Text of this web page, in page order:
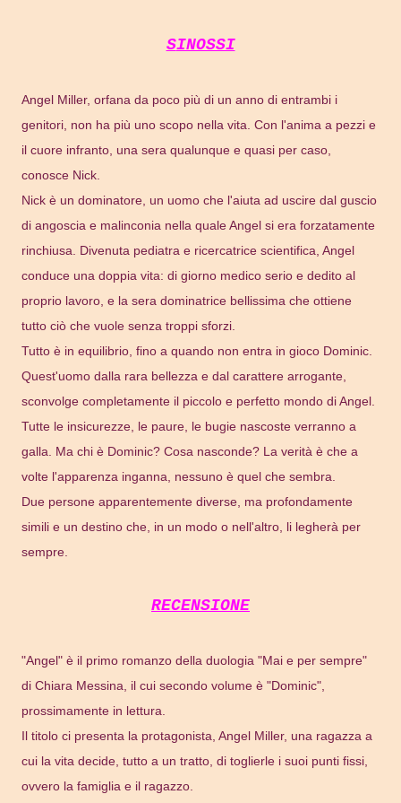
SINOSSI
Angel Miller, orfana da poco più di un anno di entrambi i
genitori, non ha più uno scopo nella vita. Con l'anima a pezzi e
il cuore infranto, una sera qualunque e quasi per caso,
conosce Nick.
Nick è un dominatore, un uomo che l'aiuta ad uscire dal guscio
di angoscia e malinconia nella quale Angel si era forzatamente
rinchiusa. Divenuta pediatra e ricercatrice scientifica, Angel
conduce una doppia vita: di giorno medico serio e dedito al
proprio lavoro, e la sera dominatrice bellissima che ottiene
tutto ciò che vuole senza troppi sforzi.
Tutto è in equilibrio, fino a quando non entra in gioco Dominic.
Quest'uomo dalla rara bellezza e dal carattere arrogante,
sconvolge completamente il piccolo e perfetto mondo di Angel.
Tutte le insicurezze, le paure, le bugie nascoste verranno a
galla. Ma chi è Dominic? Cosa nasconde? La verità è che a
volte l'apparenza inganna, nessuno è quel che sembra.
Due persone apparentemente diverse, ma profondamente
simili e un destino che, in un modo o nell'altro, li legherà per
sempre.
RECENSIONE
"Angel" è il primo romanzo della duologia "Mai e per sempre"
di Chiara Messina, il cui secondo volume è "Dominic",
prossimamente in lettura.
Il titolo ci presenta la protagonista, Angel Miller, una ragazza a
cui la vita decide, tutto a un tratto, di toglierle i suoi punti fissi,
ovvero la famiglia e il ragazzo.